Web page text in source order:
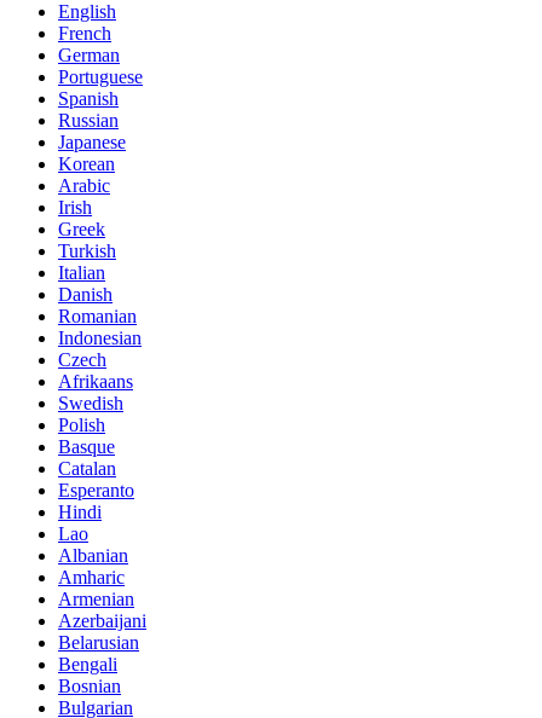
English
French
German
Portuguese
Spanish
Russian
Japanese
Korean
Arabic
Irish
Greek
Turkish
Italian
Danish
Romanian
Indonesian
Czech
Afrikaans
Swedish
Polish
Basque
Catalan
Esperanto
Hindi
Lao
Albanian
Amharic
Armenian
Azerbaijani
Belarusian
Bengali
Bosnian
Bulgarian